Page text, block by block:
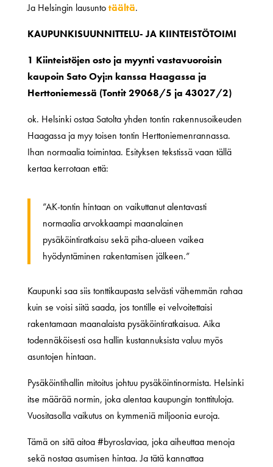
Ja Helsingin lausuntotäältä.
KAUPUNKISUUNNITTELU- JA KIINTEISTÖTOIMI
1 Kiinteistöjen osto ja myynti vastavuoroisin
kaupoin Sato Oyj:n kanssa Haagassa ja
Herttoniemessä (Tontit 29068/5 ja 43027/2)
ok. Helsinki ostaa Satolta yhden tontin rakennusoikeuden
Haagassa ja myy toisen tontin Herttoniemenrannassa.
Ihan normaalia toimintaa. Esityksen tekstissä vaan tällä
kertaa kerrotaan että:
”AK-tontin hintaan on vaikuttanut alentavasti
normaalia arvokkaampi maanalainen
pysäköintiratkaisu sekä piha-alueen vaikea
hyödyntäminen rakentamisen jälkeen.”
Kaupunki saa siis tonttikaupasta selvästi vähemmän rahaa
kuin se voisi siitä saada, jos tontille ei velvoitettaisi
rakentamaan maanalaista pysäköintiratkaisua. Aika
todennäköisesti osa hallin kustannuksista valuu myös
asuntojen hintaan.
Pysäköintihallin mitoitus johtuu pysäköintinormista. Helsinki
itse määrää normin, joka alentaa kaupungin tonttituloja.
Vuositasolla vaikutus on kymmeniä miljoonia euroja.
Tämä on sitä aitoa #‎byroslaviaa, joka aiheuttaa menoja
sekä nostaa asumisen hintaa. Ja tätä kannattaa